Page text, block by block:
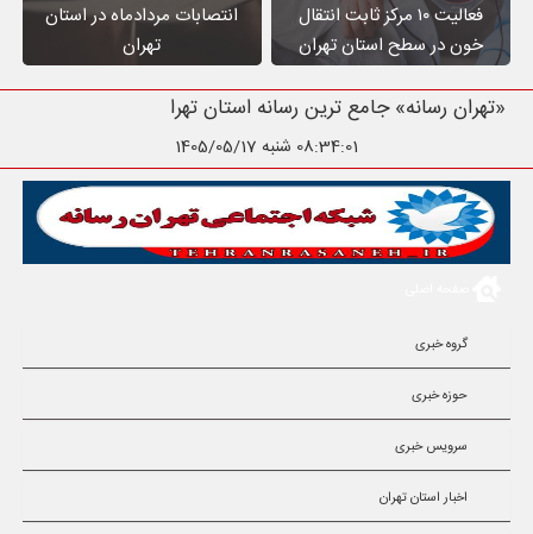
فعالیت ۱۰ مرکز ثابت انتقال
خون در سطح استان تهران
انتصابات مردادماه در استان
تهران
«تهران رسانه» جامع ترین رسانه استان تهران
08:34:02 شنبه 1405/05/17
گروه خبری
حوزه خبری
سرویس خبری
اخبار استان تهران